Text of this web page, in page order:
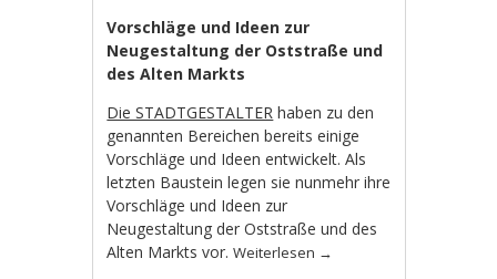
Vorschläge und Ideen zur
Neugestaltung der Oststraße und
des Alten Markts
Die STADTGESTALTER haben zu den
genannten Bereichen bereits einige
Vorschläge und Ideen entwickelt. Als
letzten Baustein legen sie nunmehr ihre
Vorschläge und Ideen zur
Neugestaltung der Oststraße und des
Alten Markts vor.Weiterlesen →